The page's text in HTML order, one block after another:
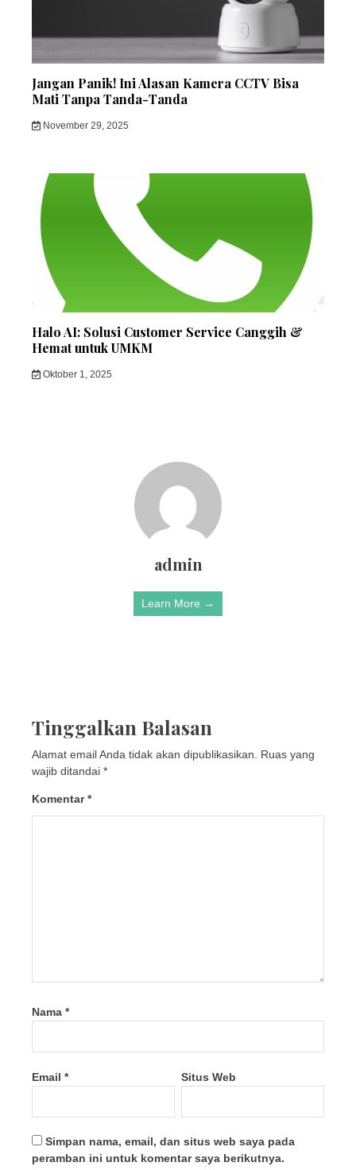
Jangan Panik! Ini Alasan Kamera CCTV Bisa
Mati Tanpa Tanda-Tanda
November 29, 2025
Halo AI: Solusi Customer Service Canggih &
Hemat untuk UMKM
Oktober 1, 2025
admin
Learn More →
Tinggalkan Balasan
Alamat email Anda tidak akan dipublikasikan.
Ruas yang
wajib ditandai *
Komentar*
Nama *
Email * Situs Web
Simpan nama, email, dan situs web saya pada
peramban ini untuk komentar saya berikutnya.